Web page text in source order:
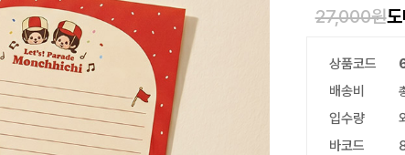
27,000원
상품코드
배송비
입수량
바코드